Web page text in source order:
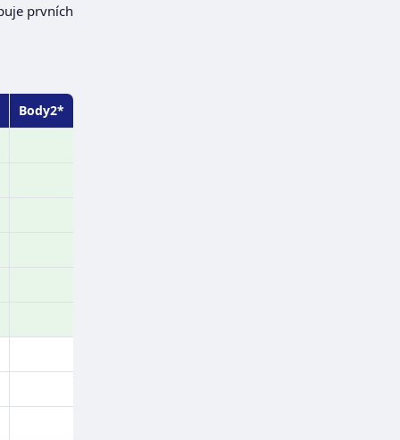
prvních
Body2*